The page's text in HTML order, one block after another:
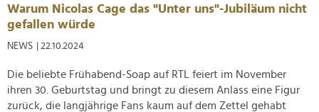
Warum Nicolas Cage das "Unter uns"-Jubiläum nicht
gefallen würde
NEWS | 22.10.2024
Die beliebte Frühabend-Soap auf RTL feiert im November
ihren 30. Geburtstag und bringt zu diesem Anlass eine Figur
zurück, die langjährige Fans kaum auf dem Zettel gehabt